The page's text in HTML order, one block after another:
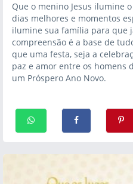
Que o menino Jesus ilumine
dias melhores e momentos
ilumine sua família para que
compreensão é a base de
que uma festa, seja a
paz e amor entre os homens
um Próspero Ano Novo.